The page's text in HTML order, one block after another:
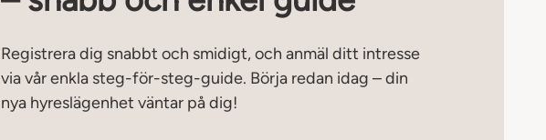
Registrera dig snabbt och smidigt, och anmäl ditt intresse
via vår enkla steg-för-steg-guide. Börja redan idag – din
nya hyreslägenhet väntar på dig!